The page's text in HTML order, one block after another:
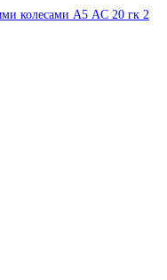
колесами А5 AC 20 гк 2